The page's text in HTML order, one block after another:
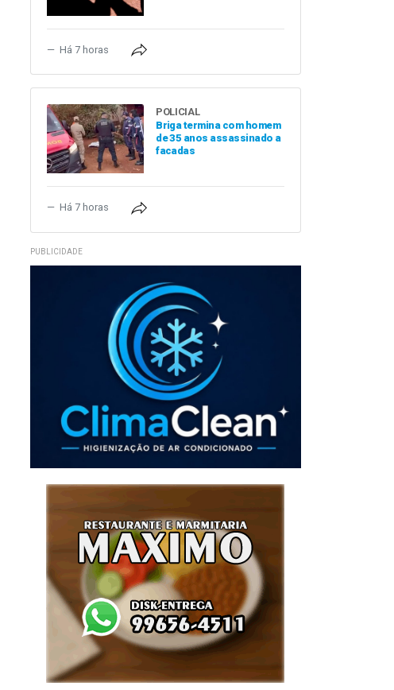
Há 7 horas
POLICIAL
Briga termina com homem
de 35 anos assassinado a
facadas
Há 7 horas
PUBLICIDADE